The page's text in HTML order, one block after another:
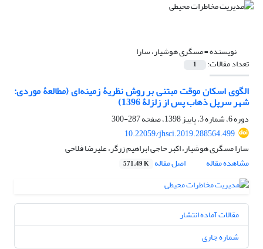
نویسنده =مسگری هوشیار، سارا
تعداد مقالات: 1
الگوی اسکان موقت مبتنی بر روش نظریۀ زمینه‌ای (مطالعۀ موردی:
شهر سرپل ذهاب پس از زلزلۀ 1396)
دوره 6، شماره 3، پاییز 1398، صفحه
287-300
10.22059/jhsci.2019.288564.499
سارا مسگری هوشیار، اکبر حاجی ابراهیم زرگر، علیرضا فلاحی
مشاهده مقاله
اصل مقاله 571.49 K
مقالات آماده انتشار
شماره جاری